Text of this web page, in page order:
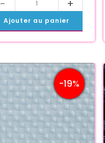
- +
Ajouter au panier
-19%